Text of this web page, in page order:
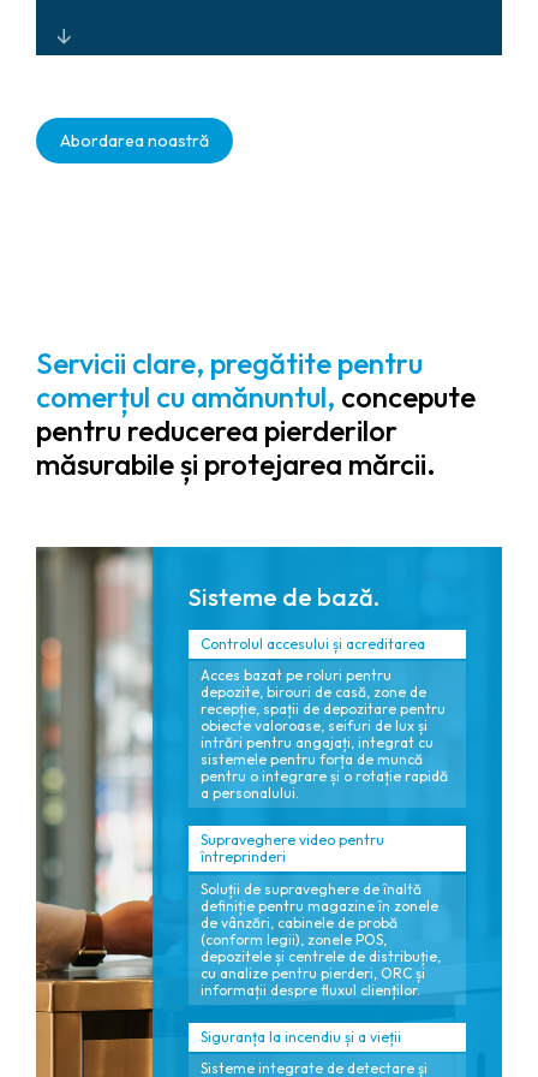
monitorizează activitatea, identifică
riscurile și optimizează fluxul de lucru
Abordarea noastră
Servicii clare, pregătite pentru
comerțul cu amănuntul, concepute
pentru reducerea pierderilor
măsurabile și protejarea mărcii.
Sisteme de bază.
Controlul accesului și acreditarea
Acces bazat pe roluri pentru
depozite, birouri de casă, zone de
recepție, spații de depozitare pentru
obiecte valoroase, seifuri de lux și
intrări pentru angajați, integrat cu
sistemele pentru forța de muncă
pentru o integrare și o rotație rapidă
a personalului.
Supraveghere video pentru
întreprinderi
Soluții de supraveghere de înaltă
definiție pentru magazine în zonele
de vânzări, cabinele de probă
(conform legii), zonele POS,
depozitele și centrele de distribuție,
cu analize pentru pierderi, ORC și
informații despre fluxul clienților.
Siguranța la incendiu și a vieții
Sisteme integrate de detectare și